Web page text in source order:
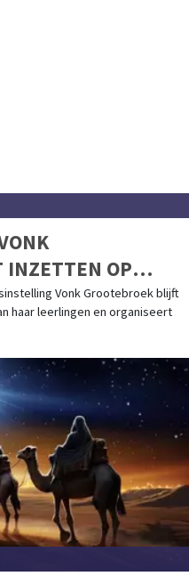
INZETTEN OP
EN
Vonk Grootebroek blijft
haar leerlingen en organiseert